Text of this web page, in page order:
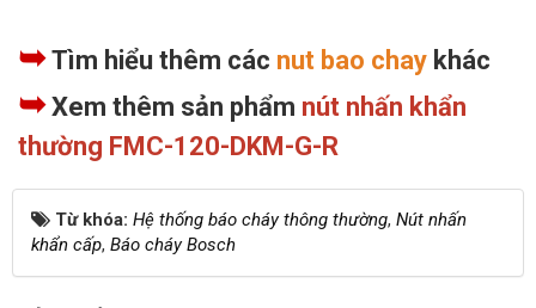
➥Tìm hiểu thêm các nut bao chay khác
➥Xem thêm sản phẩm nút nhấn khẩn
thường FMC-120-DKM-G-R
Từ khóa: Hệ thống báo cháy thông thường, Nút nhấn
khẩn cấp, Báo cháy Bosch